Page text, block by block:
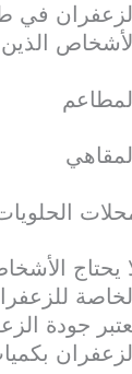
الزعفران في
الأشخاص
المقاهي
يحتاج
الخاصة
جودة
الزعفران